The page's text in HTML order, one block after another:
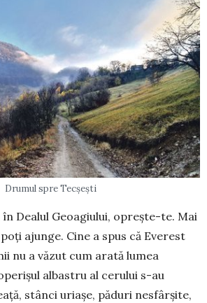
Drumul spre Tecșești
Dealul Geoagiului, opreș­te-te. Mai
ajunge. Cine a spus că Everest
nu a văzut cum arată lumea
albas­tru al cerului s-au
stânci uriașe, păduri nesfârșite,